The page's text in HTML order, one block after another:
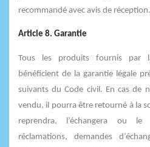
recommandé avec avis de réception.
Article 8. Garantie
Tous les produits fournis par la
bénéficient de la garantie légale
suivants du Code civil. En cas de
vendu, il pourra être retourné à la
reprendra, l’échangera ou le
réclamations, demandes